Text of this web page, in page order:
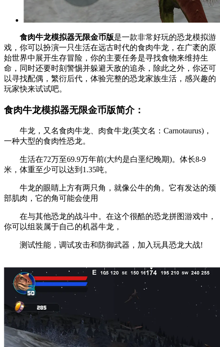
食肉牛龙模拟器无限金币版是一款非常好玩的恐龙模拟游
戏，你可以扮演一只生活在远古时代的食肉牛龙，在广袤的原
始世界中展开生存冒险，你的主要任务是寻找食物来维持生
命，同时还要时刻警惕并躲避天敌的追杀，除此之外，你还可
以寻找配偶，繁衍后代，体验完整的恐龙家族生活，感兴趣的
玩家快来试试吧。
食肉牛龙模拟器无限金币版简介：
牛龙，又名食肉牛龙、肉食牛龙(英文名：Carnotaurus)，
一种大型的食肉性恐龙。
生活在72万至69.9万年前(大约是白垩纪晚期)。体长8-9
米，体重至少可以达到1.35吨。
牛龙的眼睛上方有两只角，就像公牛的角。它有发达的颈
部肌肉，它的角可能会使用
在与其他恐龙的战斗中。在这个很酷的恐龙拼图游戏中，
你可以组装属于自己的机器牛龙，
测试性能，调试攻击和防御武器，加入玩具恐龙大战!